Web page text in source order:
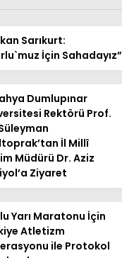
Sarıkurt:
İçin Sahadayız”
Dumlupınar
Rektörü Prof.
İl Millî
Müdürü Dr. Aziz
Ziyaret
Yarı Maratonu İçin
Atletizm
ile Protokol